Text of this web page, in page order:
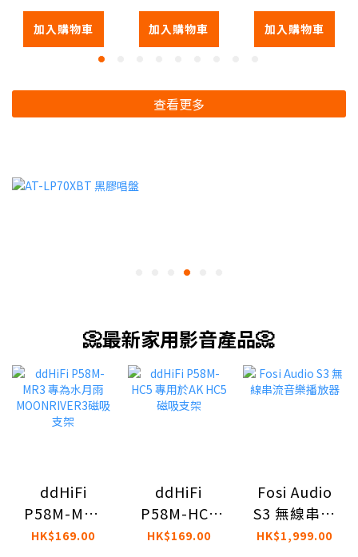
加入購物車 加入購物車 加入購物車
查看更多
📀最新家用影音產品📀
ddHiFi
P58M-MR3
專為水月雨
HK$169.00
ddHiFi
P58M-HC5
專用於AK
HK$169.00
Fosi Audio
S3 無線串流
音樂播放器
HK$1,999.00